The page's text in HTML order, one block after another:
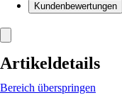
Kundenbewertungen
Artikeldetails
Bereich überspringen